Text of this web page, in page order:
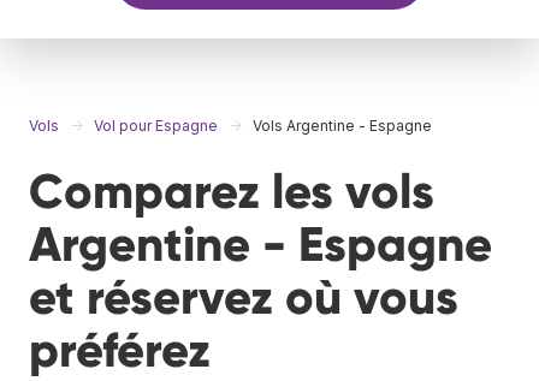
Vols Vol pour Espagne Vols Argentine - Espagne
Comparez les vols
Argentine - Espagne
et réservez où vous
préférez